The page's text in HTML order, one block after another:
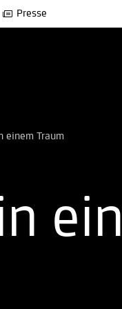
Presse
einem Traum